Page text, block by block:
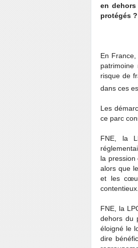
en
protégés ?
En
risque de
dans ces
Les
ce parc
FNE, la
la pression
alors que
et les
contentieux.
FNE, la
dehors du
éloigné le
dire